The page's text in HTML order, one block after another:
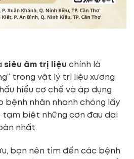
siêu âm trị liệu chính là
trong vật lý trị liệu xương
hiểu cơ chế và áp dụng
bệnh nhân nhanh chóng lấy
tạm biệt những cơn đau dai
nhất.
bạn nên tìm đến các bệnh